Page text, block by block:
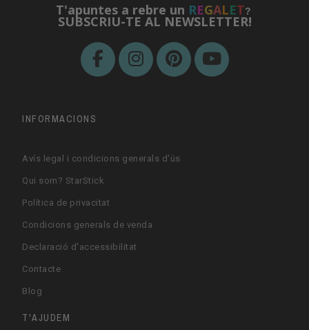
T'apuntes a rebre un REGALET?
SUBSCRIU-TE AL NEWSLETTER!
INFORMACIONS
Avís legal i condicions generals d'ús
Qui som? StarStick
Política de privacitat
Condicions generals de venda
Declaració d'accessibilitat
Contacte
Blog
T'AJUDEM